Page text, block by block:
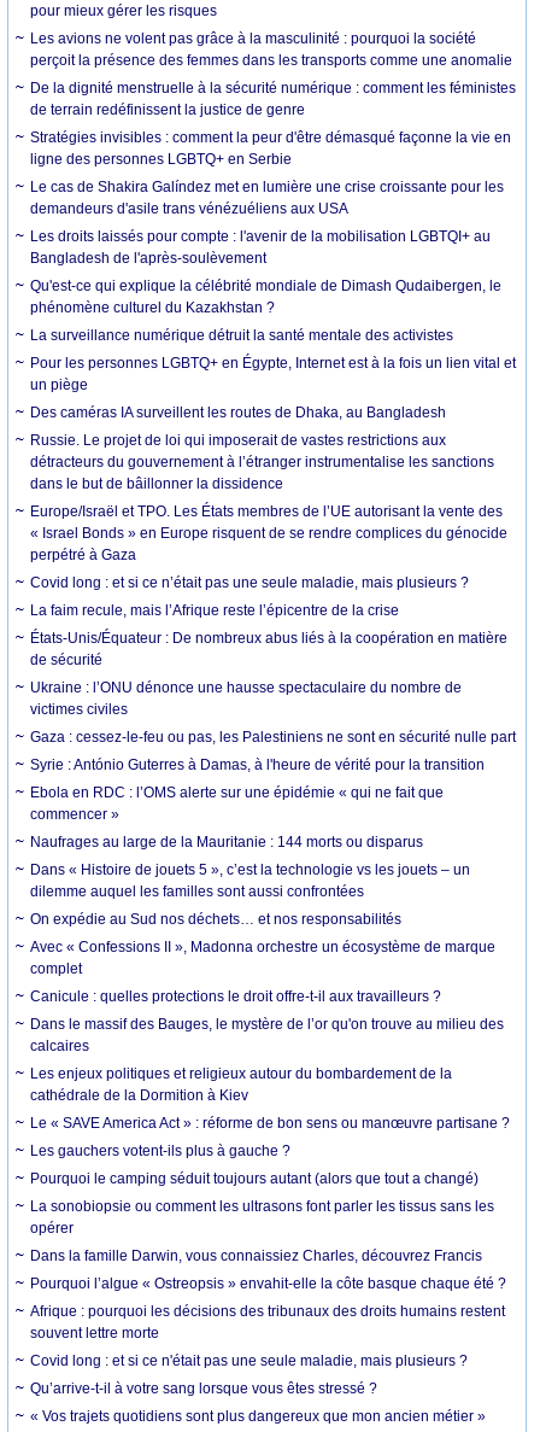
pour mieux gérer les risques
Les avions ne volent pas grâce à la masculinité : pourquoi la société
perçoit la présence des femmes dans les transports comme une anomalie
De la dignité menstruelle à la sécurité numérique : comment les féministes
de terrain redéfinissent la justice de genre
Stratégies invisibles : comment la peur d'être démasqué façonne la vie en
ligne des personnes LGBTQ+ en Serbie
Le cas de Shakira Galíndez met en lumière une crise croissante pour les
demandeurs d'asile trans vénézuéliens aux USA
Les droits laissés pour compte : l'avenir de la mobilisation LGBTQI+ au
Bangladesh de l'après-soulèvement
Qu'est-ce qui explique la célébrité mondiale de Dimash Qudaibergen, le
phénomène culturel du Kazakhstan ?
La surveillance numérique détruit la santé mentale des activistes
Pour les personnes LGBTQ+ en Égypte, Internet est à la fois un lien vital et
un piège
Des caméras IA surveillent les routes de Dhaka, au Bangladesh
Russie. Le projet de loi qui imposerait de vastes restrictions aux
détracteurs du gouvernement à l’étranger instrumentalise les sanctions
dans le but de bâillonner la dissidence
Europe/Israël et TPO. Les États membres de l’UE autorisant la vente des
« Israel Bonds » en Europe risquent de se rendre complices du génocide
perpétré à Gaza
Covid long : et si ce n’était pas une seule maladie, mais plusieurs ?
La faim recule, mais l’Afrique reste l’épicentre de la crise
États-Unis/Équateur : De nombreux abus liés à la coopération en matière
de sécurité
Ukraine : l’ONU dénonce une hausse spectaculaire du nombre de
victimes civiles
Gaza : cessez-le-feu ou pas, les Palestiniens ne sont en sécurité nulle part
Syrie : António Guterres à Damas, à l'heure de vérité pour la transition
Ebola en RDC : l’OMS alerte sur une épidémie « qui ne fait que
commencer »
Naufrages au large de la Mauritanie : 144 morts ou disparus
Dans « Histoire de jouets 5 », c’est la technologie vs les jouets – un
dilemme auquel les familles sont aussi confrontées
On expédie au Sud nos déchets… et nos responsabilités
Avec « Confessions II », Madonna orchestre un écosystème de marque
complet
Canicule : quelles protections le droit offre-t-il aux travailleurs ?
Dans le massif des Bauges, le mystère de l’or qu'on trouve au milieu des
calcaires
Les enjeux politiques et religieux autour du bombardement de la
cathédrale de la Dormition à Kiev
Le « SAVE America Act » : réforme de bon sens ou manœuvre partisane ?
Les gauchers votent-ils plus à gauche ?
Pourquoi le camping séduit toujours autant (alors que tout a changé)
La sonobiopsie ou comment les ultrasons font parler les tissus sans les
opérer
Dans la famille Darwin, vous connaissiez Charles, découvrez Francis
Pourquoi l’algue « Ostreopsis » envahit-elle la côte basque chaque été ?
Afrique : pourquoi les décisions des tribunaux des droits humains restent
souvent lettre morte
Covid long : et si ce n'était pas une seule maladie, mais plusieurs ?
Qu’arrive-t-il à votre sang lorsque vous êtes stressé ?
« Vos trajets quotidiens sont plus dangereux que mon ancien métier »